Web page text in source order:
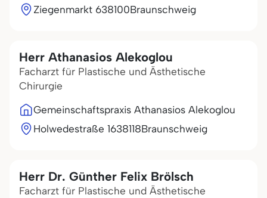
Ziegenmarkt 638100Braunschweig
Herr Athanasios Alekoglou
Facharzt für Plastische und Ästhetische
Chirurgie
Gemeinschaftspraxis Athanasios Alekoglou
Holwedestraße 1638118Braunschweig
Herr Dr. Günther Felix Brölsch
Facharzt für Plastische und Ästhetische